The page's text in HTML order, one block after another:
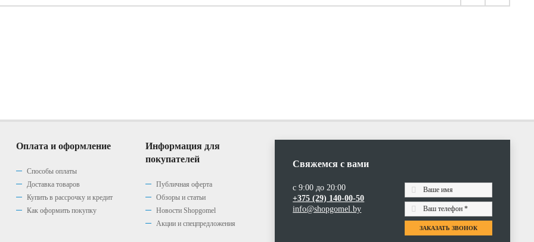
Оплата и оформление
Способы оплаты
Доставка товаров
Купить в рассрочку и кредит
Как оформить покупку
Информация для
покупателей
Публичная оферта
Обзоры и статьи
Новости Shopgomel
Акции и спецпредложения
Свяжемся с вами
с 9:00 до 20:00
+375 (29) 140-00-50
info@shopgomel.by
ЗАКАЗАТЬ ЗВОНОК